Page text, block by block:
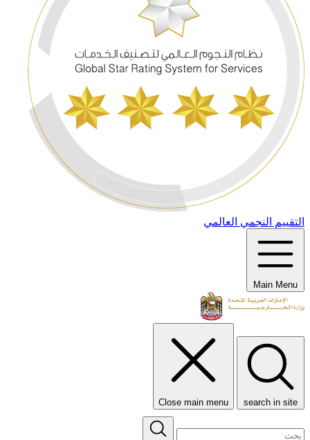
التقييم النجمي العالمي
Main Menu
search in site
Close main menu